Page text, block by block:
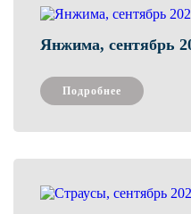
Янжима, сентябрь
Подробнее